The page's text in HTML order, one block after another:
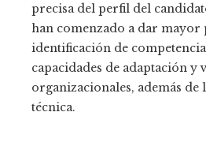
precisa del perfil del
han comenzado a dar mayor
identificación de
capacidades de adaptación y
organizacionales, además de
técnica.